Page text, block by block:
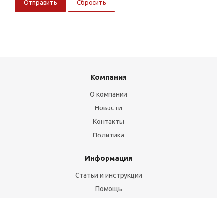
Сбросить
Компания
О компании
Новости
Контакты
Политика
Информация
Статьи и инструкции
Помощь